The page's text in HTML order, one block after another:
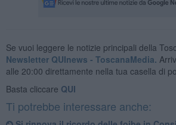
Se vuoi leggere le notizie principali della
Newsletter QUInews - ToscanaMedia.
alle 20:00 direttamente nella tua casella di
Basta cliccare QUI
Ti potrebbe interessare anche: